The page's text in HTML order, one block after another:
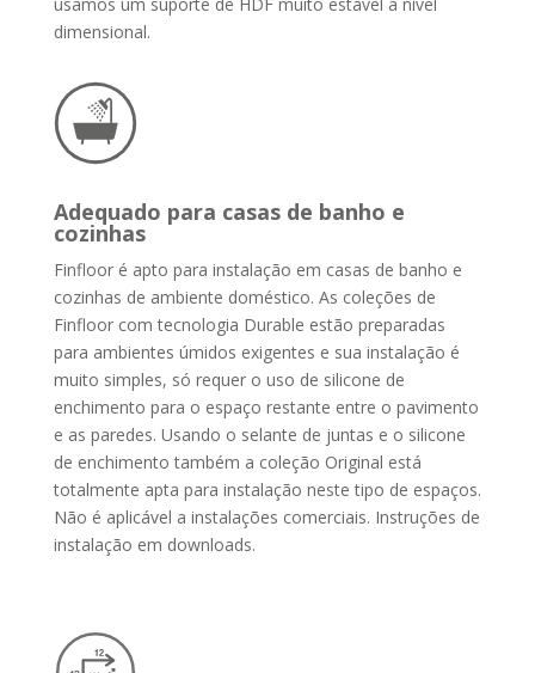
dimensional.
Adequado para casas de banho e
cozinhas
Finfloor é apto para instalação em casas de banho e
cozinhas de ambiente doméstico. As coleções de
Finfloor com tecnologia Durable estão preparadas
para ambientes úmidos exigentes e sua instalação é
muito simples, só requer o uso de silicone de
enchimento para o espaço restante entre o pavimento
e as paredes. Usando o selante de juntas e o silicone
de enchimento também a coleção Original está
totalmente apta para instalação neste tipo de espaços.
Não é aplicável a instalações comerciais. Instruções de
instalação em downloads.